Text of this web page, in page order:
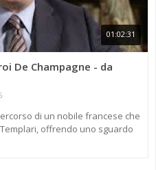
01:02:31
De Champagne - da
di un nobile francese che
offrendo uno sguardo